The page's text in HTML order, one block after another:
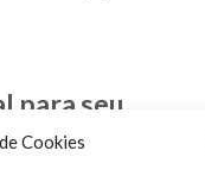
Cookies
para seu